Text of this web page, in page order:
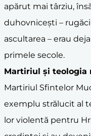
apărut mai târziu,
duhovnicești –
ascultarea – erau
primele secole.
Martiriul și teologia
Martiriul Sfintelor
exemplu strălucit al
lor violentă pentru